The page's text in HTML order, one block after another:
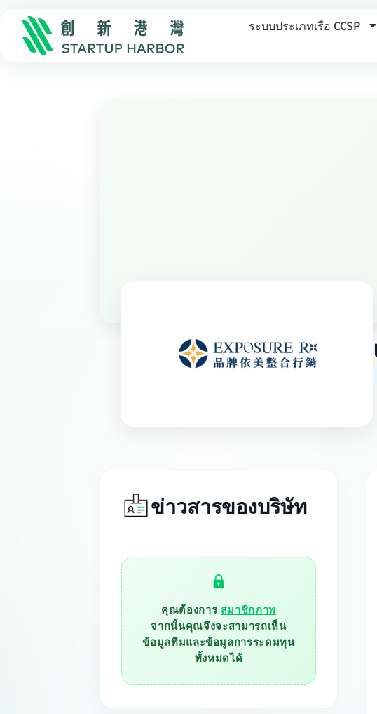
ระบบประเภทเรือ CCSP
ข่าวสารของบริษัท
คุณต้องการ สมาชิกภาพ
จากนั้นคุณจึงจะสามารถเห็น
ข้อมูลทีมและข้อมูลการระดมทุน
ทั้งหมดได้